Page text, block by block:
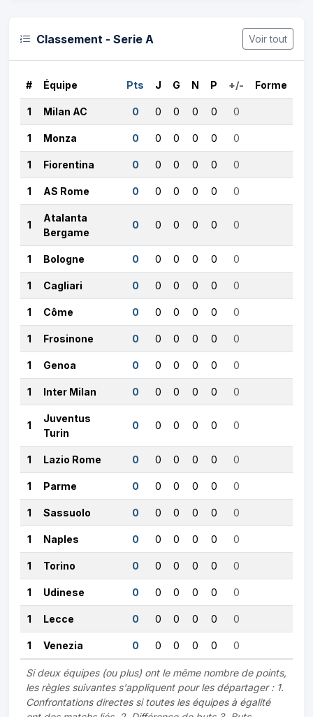
Classement - Serie A Voir tout
# Équipe Pts J G N P +/- Forme
1 Milan AC 0 0 0 0 0 0
1 Monza 0 0 0 0 0 0
1 Fiorentina 0 0 0 0 0 0
1 AS Rome 0 0 0 0 0 0
1
Atalanta
Bergame
0 0 0 0 0 0
1 Bologne 0 0 0 0 0 0
1 Cagliari 0 0 0 0 0 0
1 Côme 0 0 0 0 0 0
1 Frosinone 0 0 0 0 0 0
1 Genoa 0 0 0 0 0 0
1 Inter Milan 0 0 0 0 0 0
1
Juventus
Turin
0 0 0 0 0 0
1 Lazio Rome 0 0 0 0 0 0
1 Parme 0 0 0 0 0 0
1 Sassuolo 0 0 0 0 0 0
1 Naples 0 0 0 0 0 0
1 Torino 0 0 0 0 0 0
1 Udinese 0 0 0 0 0 0
1 Lecce 0 0 0 0 0 0
1 Venezia 0 0 0 0 0 0
Si deux équipes (ou plus) ont le même nombre de points,
les règles suivantes s'appliquent pour les départager : 1.
Confrontations directes si toutes les équipes à égalité